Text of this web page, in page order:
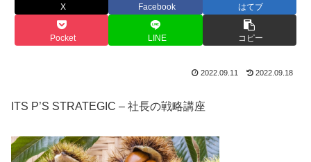
X Facebook はてブ
Pocket LINE コピー
2022.09.11 2022.09.18
ITS P’S STRATEGIC – 社長の戦略講座